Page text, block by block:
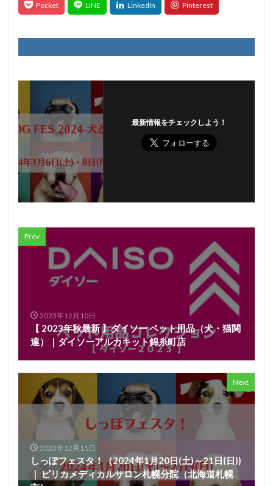
最新情報をチェックしよう！
Prev
2023年12月10日
【 2023年秋最新 】ダイソー ペット用品（犬・猫関
連）｜ダイソーアルカキット錦糸町店
Next
2023年12月11日
しっぽフェスタ！（2024年1月20日(土)～21日(日))
｜ ピリカメディカルサロン札幌分院（北海道札幌